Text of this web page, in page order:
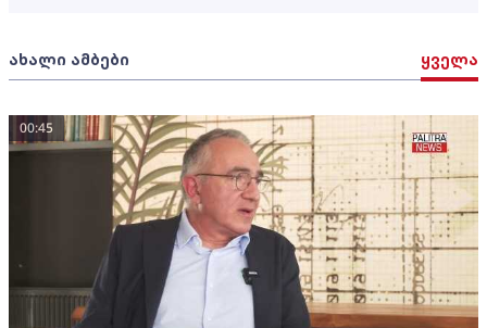
ახალი ამბები ყველა
00:45